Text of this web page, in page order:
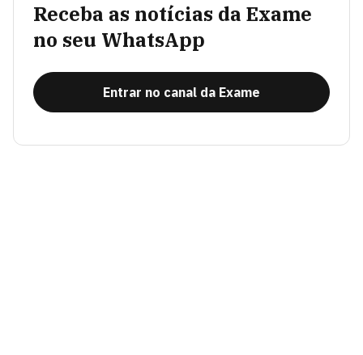
Receba as notícias da Exame
no seu WhatsApp
Entrar no canal da Exame